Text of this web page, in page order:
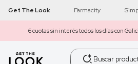
Get The Look Farmacity
6 cuotas sin interés todos los días con
Buscar productos
1 get the look